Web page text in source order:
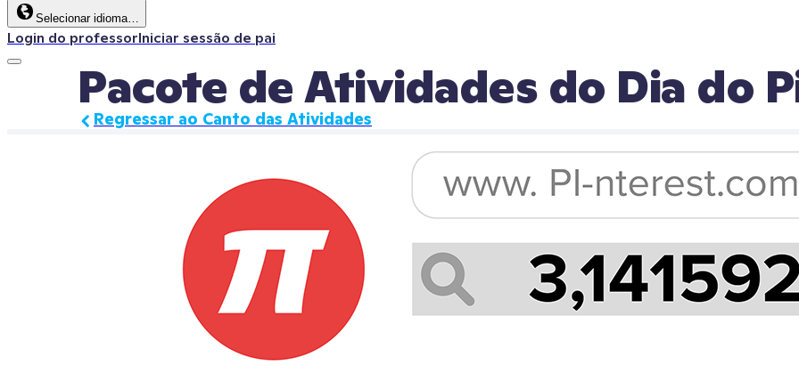
Selecionar idioma…
Login do professorIniciar sessão de pai
Pacote de Atividades do Dia do
Regressar ao Canto das Atividades